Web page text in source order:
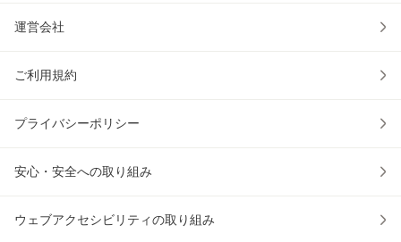
運営会社
ご利用規約
プライバシーポリシー
安心・安全への取り組み
ウェブアクセシビリティの取り組み